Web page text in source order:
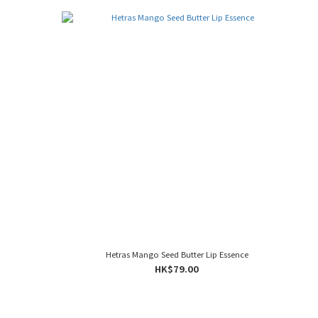
Hetras Mango Seed Butter Lip Essence
HK$79.00